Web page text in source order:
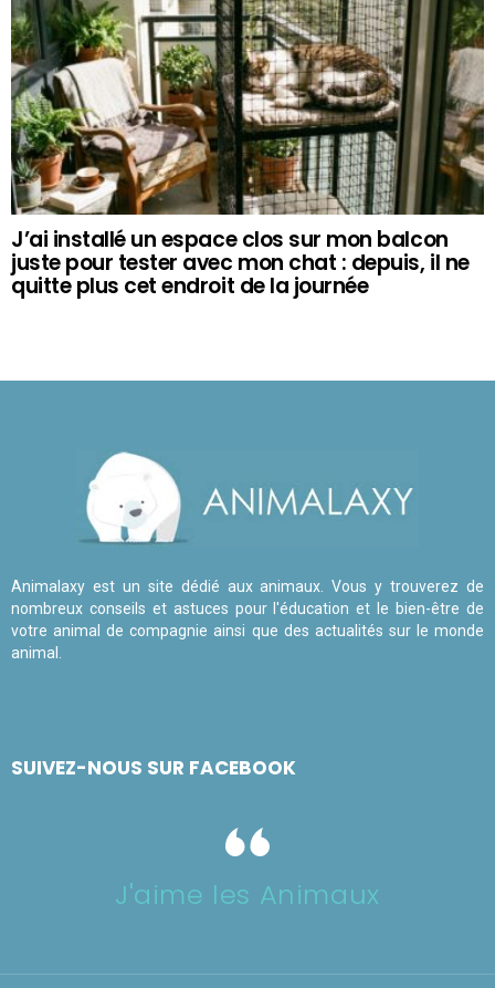
J’ai installé un espace clos sur mon balcon
juste pour tester avec mon chat : depuis, il ne
quitte plus cet endroit de la journée
Animalaxy est un site dédié aux animaux. Vous y trouverez de
nombreux conseils et astuces pour l'éducation et le bien-être de
votre animal de compagnie ainsi que des actualités sur le monde
animal.
SUIVEZ-NOUS SUR FACEBOOK
J'aime les Animaux